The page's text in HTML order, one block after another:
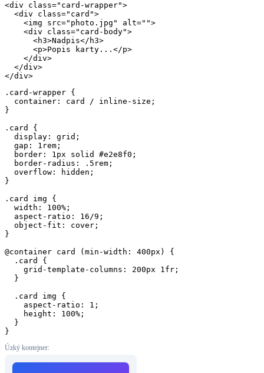
<div class="card-wrapper">
  <div class="card">
    <img src="photo.jpg" alt="">
    <div class="card-body">
      <h3>Nadpis</h3>
      <p>Popis karty...</p>
    </div>
  </div>
</div>
.card-wrapper {
  container: card / inline-size;
}
.card {
  display: grid;
  gap: 1rem;
  border: 1px solid #e2e8f0;
  border-radius: .5rem;
  overflow: hidden;
}
.card img {
  width: 100%;
  aspect-ratio: 16/9;
  object-fit: cover;
}
@container card (min-width: 400px) {
  .card {
    grid-template-columns: 200px 1fr;
  }
  .card img {
    aspect-ratio: 1;
    height: 100%;
  }
}
Úzký kontejner: